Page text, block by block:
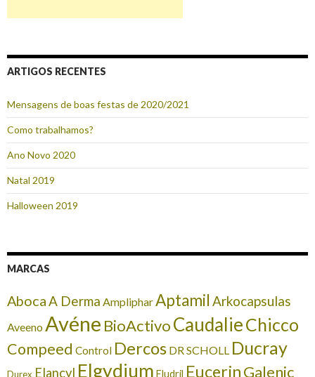
ARTIGOS RECENTES
Mensagens de boas festas de 2020/2021
Como trabalhamos?
Ano Novo 2020
Natal 2019
Halloween 2019
MARCAS
AbocaA Derma AmplipharAptamil Arkocapsulas
AveenoAvéne BioActivoCaudalieChicco
Compeed Control Dercos DR SCHOLL Ducray
Durex Elancyl Elgydium Eludril EucerinGalenic